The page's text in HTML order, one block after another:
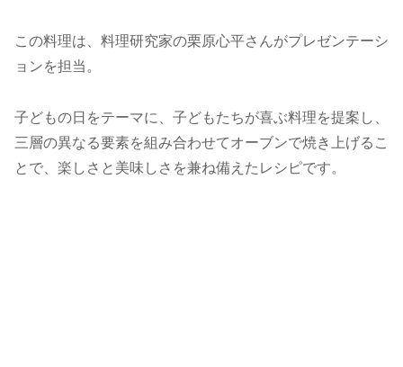
この料理は、料理研究家の栗原心平さんがプレゼンテーシ
ョンを担当。
子どもの日をテーマに、子どもたちが喜ぶ料理を提案し、
三層の異なる要素を組み合わせてオーブンで焼き上げるこ
とで、楽しさと美味しさを兼ね備えたレシピです。